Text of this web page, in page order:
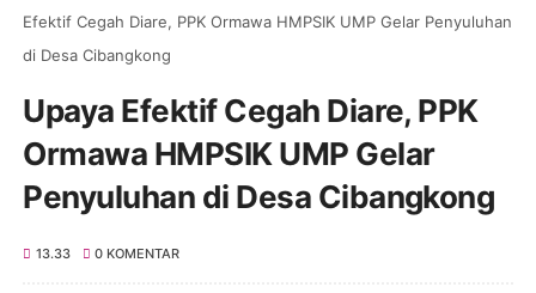
Efektif Cegah Diare, PPK Ormawa HMPSIK UMP Gelar Penyuluhan
di Desa Cibangkong
Upaya Efektif Cegah Diare, PPK
Ormawa HMPSIK UMP Gelar
Penyuluhan di Desa Cibangkong
13.33 0 KOMENTAR